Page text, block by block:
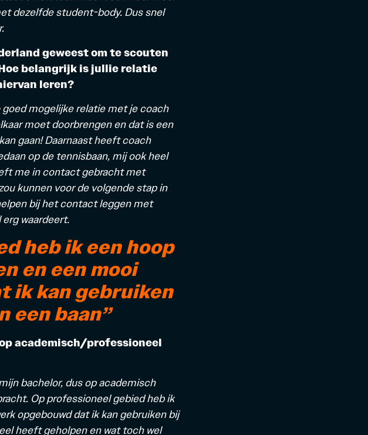
dezelfde student-body. Dus snel
geweest om te scouten
belangrijk is jullie relatie
leren?
mogelijke relatie met je coach
moet doorbrengen en dat is een
gaan! Daarnaast heeft coach
op de tennisbaan, mij ook heel
me in contact gebracht met
kunnen voor de volgende stap in
bij het contact leggen met
waardeert.
heb ik een hoop
en een mooi
ik kan gebruiken
een baan”
academisch/professioneel
bachelor, dus op academisch
Op professioneel gebied heb ik
opgebouwd dat ik kan gebruiken bij
heeft geholpen en wat toch wel